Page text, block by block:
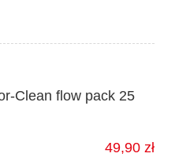
Clean flow pack 25
49,90 zł